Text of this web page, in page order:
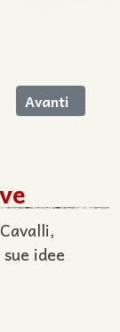
Articolo
Avanti
idee